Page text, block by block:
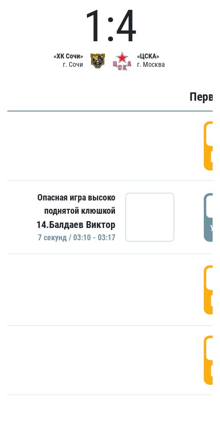
«ХК Сочи»
г. Сочи
1:4
«ЦСКА»
г. Москва
Опасная игра высоко
поднятой клюшкой
14.Балдаев Виктор
7 секунд / 03:10 - 03:17